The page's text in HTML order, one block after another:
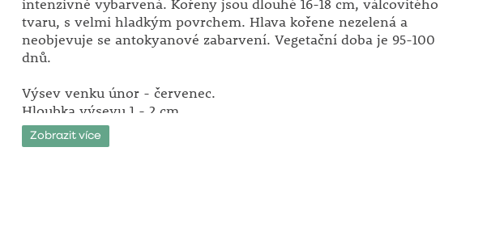
intenzivně vybarvená. Kořeny jsou dlouhé 16-18 cm, válcovitého
tvaru, s velmi hladkým povrchem. Hlava kořene nezelená a
neobjevuje se antokyanové zabarvení. Vegetační doba je 95-100
dnů.
Výsev venku únor - červenec.
Hloubka výsevu 1 - 2 cm.
Doba sklizně: červen - říjen.
Zobrazit více